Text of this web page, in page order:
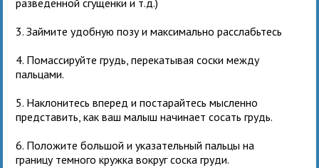
3. Займите удобную позу и максимально расслабьтесь
4. Помассируйте грудь, перекатывая соски между
пальцами.
5. Наклонитесь вперед и постарайтесь мысленно
представить, как ваш малыш начинает сосать грудь.
6. Положите большой и указательный пальцы на
границу темного кружка вокруг соска груди.